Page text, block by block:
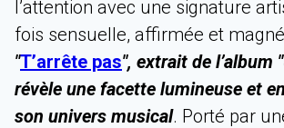
l’attention avec une signature
fois sensuelle, affirmée et
"T’arrête pas", extrait de l’album
révèle une facette lumineuse et
son univers musical. Porté par